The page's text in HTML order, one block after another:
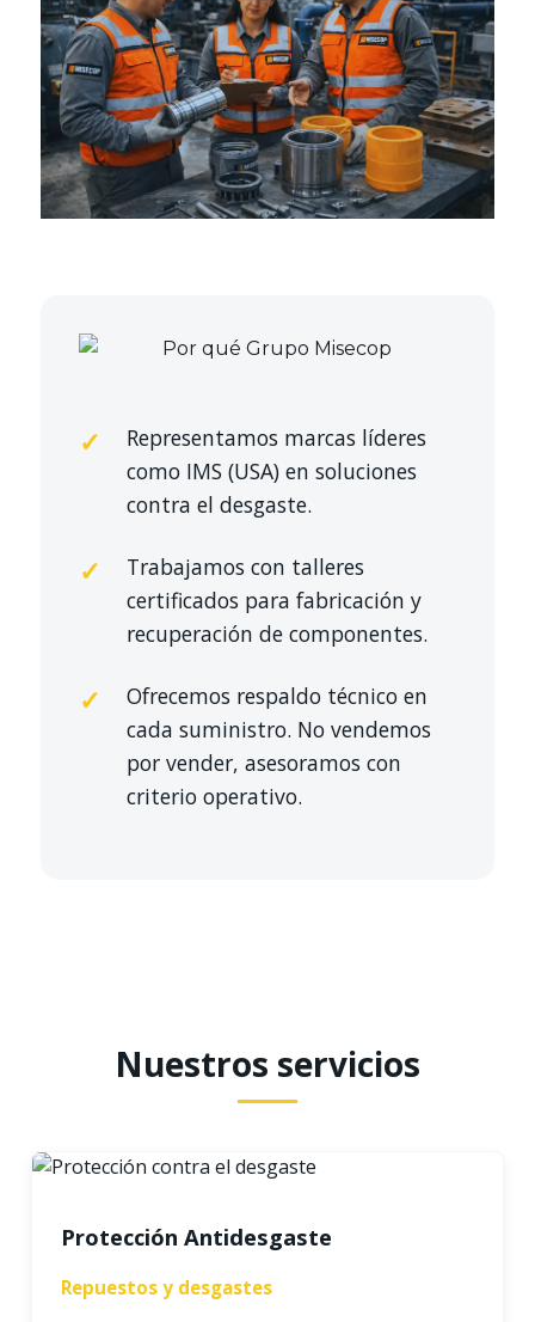
Representamos marcas líderes
como IMS (USA) en soluciones
contra el desgaste.
Trabajamos con talleres
certificados para fabricación y
recuperación de componentes.
Ofrecemos respaldo técnico en
cada suministro. No vendemos
por vender, asesoramos con
criterio operativo.
Nuestros servicios
Protección Antidesgaste
Repuestos y desgastes